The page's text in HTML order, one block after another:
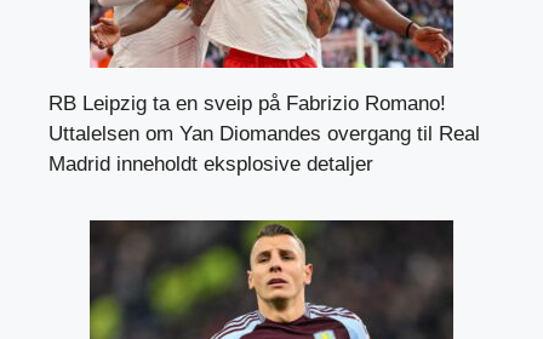
RB Leipzig ta en sveip på Fabrizio Romano!
Uttalelsen om Yan Diomandes overgang til Real
Madrid inneholdt eksplosive detaljer